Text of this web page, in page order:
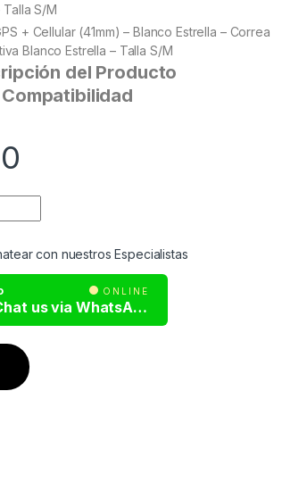
S/M
+ Cellular (41mm) – Blanco Estrella – Correa
Blanco Estrella – Talla S/M
del Producto
Compatibilidad
con nuestros Especialistas
ONLINE
Need Help? Chat us via WhatsApp